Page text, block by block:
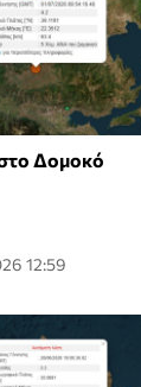
Δομοκό
12:59